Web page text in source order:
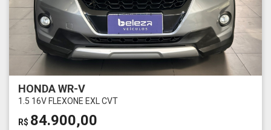
HONDA WR-V
1.5 16V FLEXONE EXL CVT
R$ 84.900,00